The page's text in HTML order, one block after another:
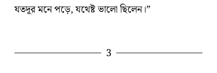
যতদূর মনে পড়ে, যথেষ্ট ভালো ছিলেন।”
3